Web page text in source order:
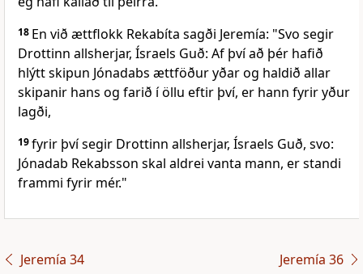
18 En við ættflokk Rekabíta sagði Jeremía: "Svo segir
Drottinn allsherjar, Ísraels Guð: Af því að þér hafið
hlýtt skipun Jónadabs ættföður yðar og haldið allar
skipanir hans og farið í öllu eftir því, er hann fyrir yður
lagði,
19fyrir því segir Drottinn allsherjar, Ísraels Guð, svo:
Jónadab Rekabsson skal aldrei vanta mann, er standi
frammi fyrir mér."
Jeremía 34 Jeremía 36